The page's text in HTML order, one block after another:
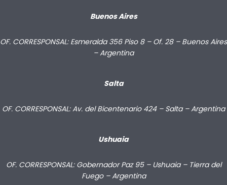
Buenos Aires
OF. CORRESPONSAL: Esmeralda 356 Piso 8 – Of. 28 – Buenos Aires
– Argentina
Salta
OF. CORRESPONSAL: Av. del Bicentenario 424 – Salta – Argentina
Ushuaia
OF. CORRESPONSAL: Gobernador Paz 95 – Ushuaia – Tierra del
Fuego – Argentina